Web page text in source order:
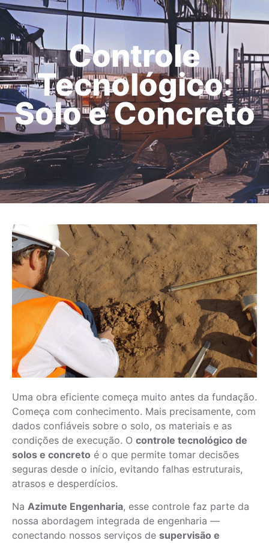
Controle
Tecnológico:
Solo e Concreto
Uma obra eficiente começa muito antes da fundação.
Começa com conhecimento. Mais precisamente, com
dados confiáveis sobre o solo, os materiais e as
condições de execução. O controle tecnológico de
solos e concreto é o que permite tomar decisões
seguras desde o início, evitando falhas estruturais,
atrasos e desperdícios.
Na Azimute Engenharia, esse controle faz parte da
nossa abordagem integrada de engenharia —
conectando nossos serviços de supervisão e